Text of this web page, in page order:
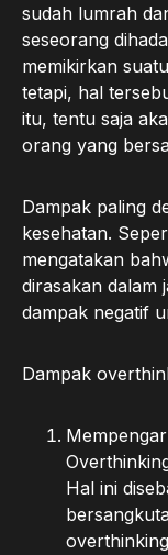
sudah lumrah
seseorang
memikirkan
tetapi, hal
itu, tentu saja
orang yang
Dampak paling
kesehatan.
mengatakan
dirasakan dalam
dampak negatif
Dampak
Hal ini